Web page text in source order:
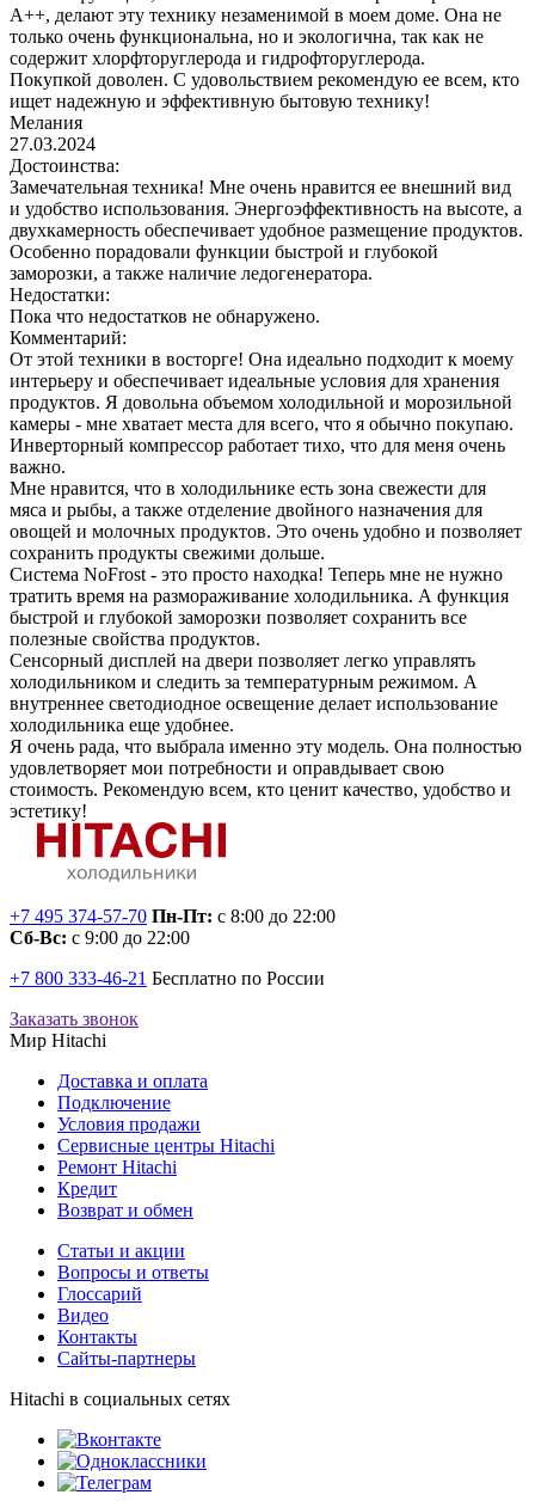
A++, делают эту технику незаменимой в моем доме. Она не
только очень функциональна, но и экологична, так как не
содержит хлорфторуглерода и гидрофторуглерода.
Покупкой доволен. С удовольствием рекомендую ее всем, кто
ищет надежную и эффективную бытовую технику!
Мелания
27.03.2024
Достоинства:
Замечательная техника! Мне очень нравится ее внешний вид
и удобство использования. Энергоэффективность на высоте, а
двухкамерность обеспечивает удобное размещение продуктов.
Особенно порадовали функции быстрой и глубокой
заморозки, а также наличие ледогенератора.
Недостатки:
Пока что недостатков не обнаружено.
Комментарий:
От этой техники в восторге! Она идеально подходит к моему
интерьеру и обеспечивает идеальные условия для хранения
продуктов. Я довольна объемом холодильной и морозильной
камеры - мне хватает места для всего, что я обычно покупаю.
Инверторный компрессор работает тихо, что для меня очень
важно.
Мне нравится, что в холодильнике есть зона свежести для
мяса и рыбы, а также отделение двойного назначения для
овощей и молочных продуктов. Это очень удобно и позволяет
сохранить продукты свежими дольше.
Система NoFrost - это просто находка! Теперь мне не нужно
тратить время на размораживание холодильника. А функция
быстрой и глубокой заморозки позволяет сохранить все
полезные свойства продуктов.
Сенсорный дисплей на двери позволяет легко управлять
холодильником и следить за температурным режимом. А
внутреннее светодиодное освещение делает использование
холодильника еще удобнее.
Я очень рада, что выбрала именно эту модель. Она полностью
удовлетворяет мои потребности и оправдывает свою
стоимость. Рекомендую всем, кто ценит качество, удобство и
эстетику!
+7 495 374-57-70 Пн-Пт: с 8:00 до 22:00
Сб-Вс: с 9:00 до 22:00
+7 800 333-46-21 Бесплатно по России
Заказать звонок
Мир Hitachi
Доставка и оплата
Подключение
Условия продажи
Сервисные центры Hitachi
Ремонт Hitachi
Кредит
Возврат и обмен
Cтатьи и акции
Вопросы и ответы
Глоссарий
Видео
Контакты
Сайты-партнеры
Hitachi в социальных сетях